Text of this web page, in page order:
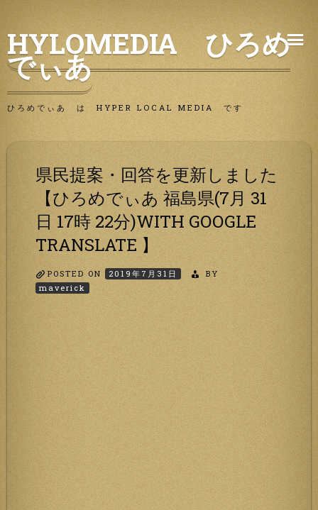
to
content
HYLOMEDIA ひろめ
でぃあ
ひろめでぃあ は HYPER LOCAL MEDIA です
県民提案・回答を更新しました
【ひろめでぃあ 福島県(7月 31
日 17時 22分)WITH GOOGLE
TRANSLATE 】
POSTED ON 2019年7月31日
BY
maverick